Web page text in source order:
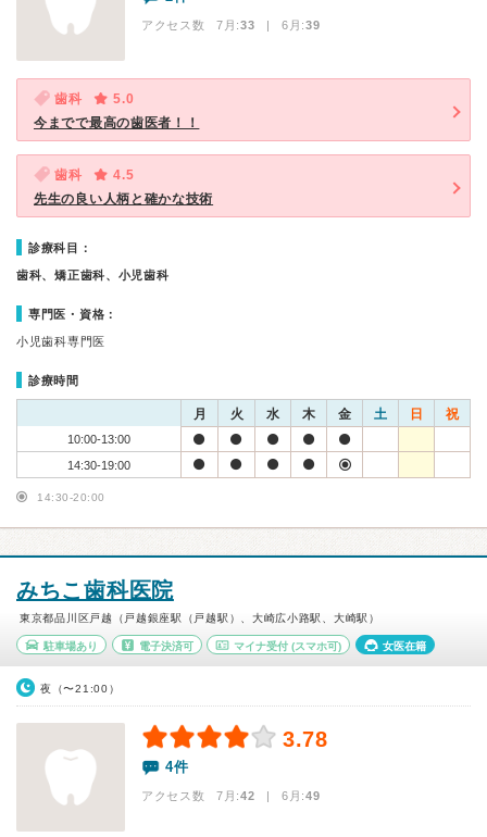
アクセス数 7月:33 | 6月:39
歯科
5.0
今までで最高の歯医者！！
歯科
4.5
先生の良い人柄と確かな技術
診療科目：
歯科、矯正歯科、小児歯科
専門医・資格：
小児歯科専門医
診療時間
月 火 水 木 金 土 日 祝
10:00-13:00
14:30-19:00
14:30-20:00
みちこ歯科医院
東京都品川区戸越（戸越銀座駅（戸越駅）、大崎広小路駅、大崎駅）
駐車場あり 電子決済可 マイナ受付 (スマホ可) 女医在籍
夜（〜21:00）
3.78
4件
アクセス数 7月:42 | 6月:49